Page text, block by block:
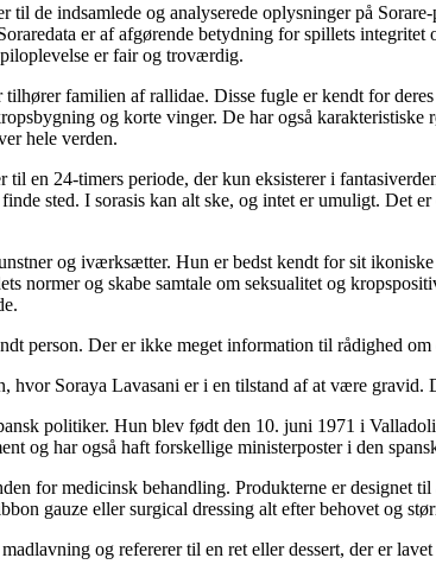
til de indsamlede og analyserede oplysninger på
er af afgørende betydning for spillets
er fair og troværdig.
tilhører familien af rallidae. Disse fugle er kendt for
og korte vinger. De har også
hele verden.
til en 24-timers periode, der kun eksisterer i
sted. I sorasis kan alt ske, og intet er umuligt.
og iværksætter. Hun er bedst kendt for sit
normer og skabe samtale om seksualitet og
person. Der er ikke meget information til rådighed
hvor Soraya Lavasani er i en tilstand af at være
politiker. Hun blev født den 10. juni 1971 i
og har også haft forskellige ministerposter i den
for medicinsk behandling. Produkterne er designet
gauze eller surgical dressing alt efter behovet og
og refererer til en ret eller dessert, der er